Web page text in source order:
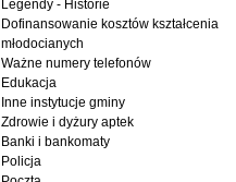
Legendy - Historie
Dofinansowanie kosztów kształcenia
młodocianych
Ważne numery telefonów
Edukacja
Inne instytucje gminy
Zdrowie i dyżury aptek
Banki i bankomaty
Policja